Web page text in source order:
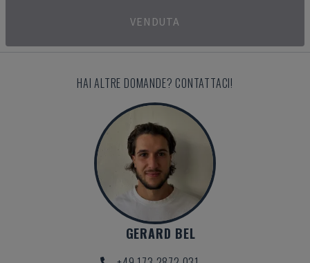
VENDUTA
HAI ALTRE DOMANDE? CONTATTACI!
GERARD BEL